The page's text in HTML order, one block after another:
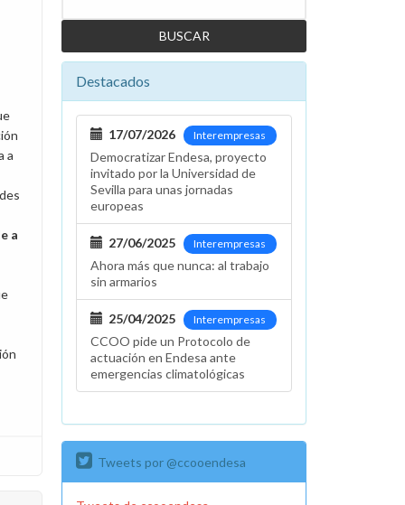
a
a
Destacados
Interempresas
17/07/2026
Democratizar Endesa, proyecto
invitado por la Universidad de
Sevilla para unas jornadas
europeas
Interempresas
27/06/2025
Ahora más que nunca: al trabajo
sin armarios
Interempresas
25/04/2025
CCOO pide un Protocolo de
actuación en Endesa ante
emergencias climatológicas
Tweets por @ccooendesa